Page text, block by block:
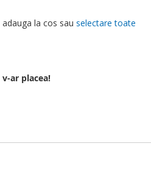
la cos sau selectare toate
ar placea!